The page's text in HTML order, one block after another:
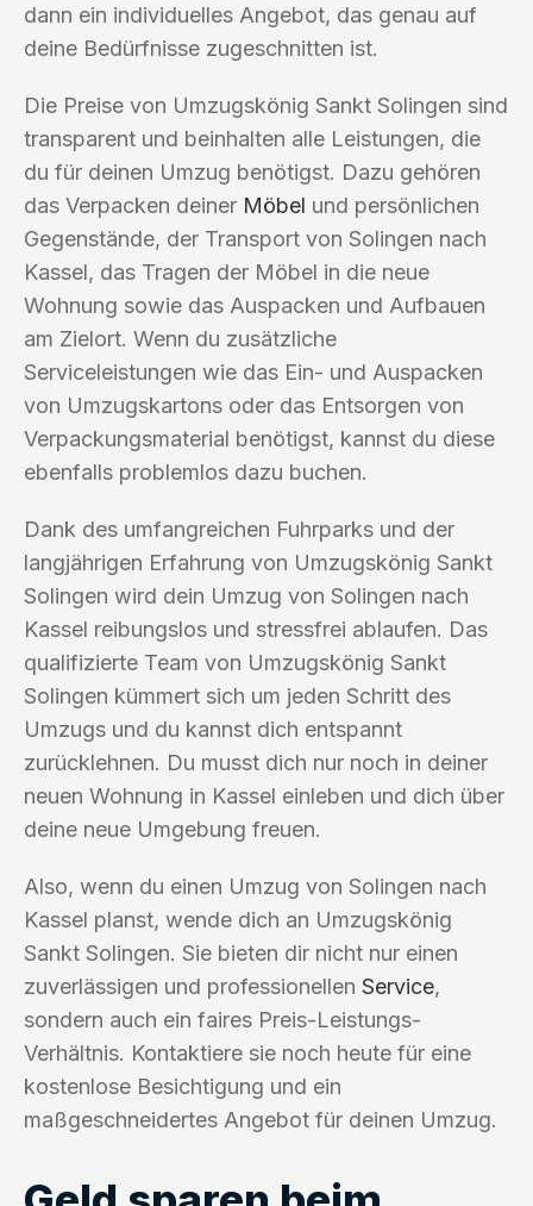
dann ein individuelles Angebot, das genau auf
deine Bedürfnisse zugeschnitten ist.
Die Preise von Umzugskönig Sankt Solingen sind
transparent und beinhalten alle Leistungen, die
du für deinen Umzug benötigst. Dazu gehören
das Verpacken deiner Möbel und persönlichen
Gegenstände, der Transport von Solingen nach
Kassel, das Tragen der Möbel in die neue
Wohnung sowie das Auspacken und Aufbauen
am Zielort. Wenn du zusätzliche
Serviceleistungen wie das Ein- und Auspacken
von Umzugskartons oder das Entsorgen von
Verpackungsmaterial benötigst, kannst du diese
ebenfalls problemlos dazu buchen.
Dank des umfangreichen Fuhrparks und der
langjährigen Erfahrung von Umzugskönig Sankt
Solingen wird dein Umzug von Solingen nach
Kassel reibungslos und stressfrei ablaufen. Das
qualifizierte Team von Umzugskönig Sankt
Solingen kümmert sich um jeden Schritt des
Umzugs und du kannst dich entspannt
zurücklehnen. Du musst dich nur noch in deiner
neuen Wohnung in Kassel einleben und dich über
deine neue Umgebung freuen.
Also, wenn du einen Umzug von Solingen nach
Kassel planst, wende dich an Umzugskönig
Sankt Solingen. Sie bieten dir nicht nur einen
zuverlässigen und professionellen Service,
sondern auch ein faires Preis-Leistungs-
Verhältnis. Kontaktiere sie noch heute für eine
kostenlose Besichtigung und ein
maßgeschneidertes Angebot für deinen Umzug.